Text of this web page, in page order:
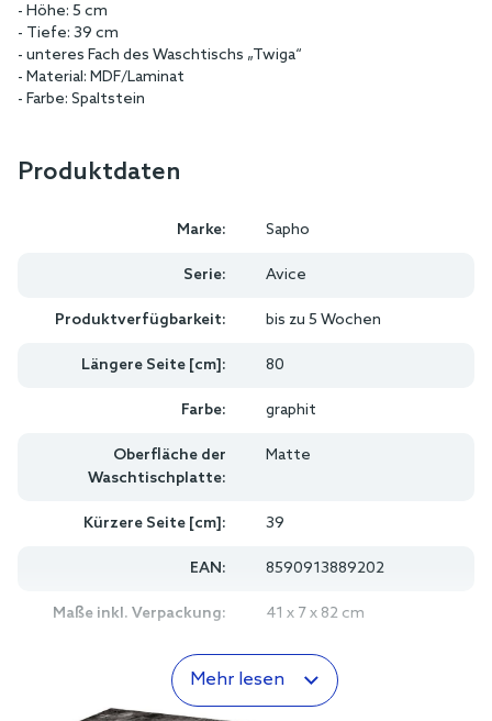
- Höhe: 5 cm
- Tiefe: 39 cm
- unteres Fach des Waschtischs „Twiga“
- Material: MDF/Laminat
- Farbe: Spaltstein
Produktdaten
Marke: Sapho
Serie: Avice
Produktverfügbarkeit: bis zu 5 Wochen
Längere Seite [cm]: 80
Farbe: graphit
Oberfläche der
Waschtischplatte:
Matte
Kürzere Seite [cm]: 39
EAN: 8590913889202
Maße inkl. Verpackung: 41 x 7 x 82 cm
Mehr lesen